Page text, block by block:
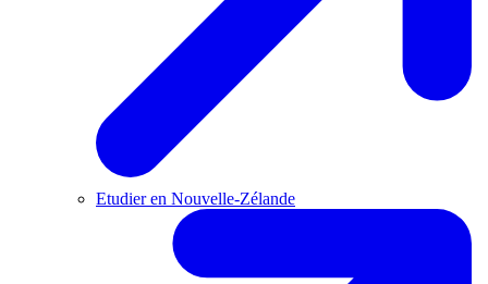
Etudier en Nouvelle-Zélande